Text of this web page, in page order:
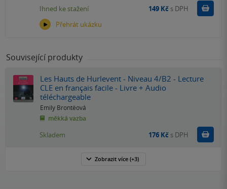
Přehrát ukázku
Ihned ke stažení 149 Kč s DPH Koupit
Související produkty
Les Hauts de Hurlevent - Niveau 4/B2 - Lecture
CLE en français facile - Livre + Audio
téléchargeable
Emily Brontëová
měkká vazba
Skladem 176 Kč s DPH
Zobrazit více (+3)